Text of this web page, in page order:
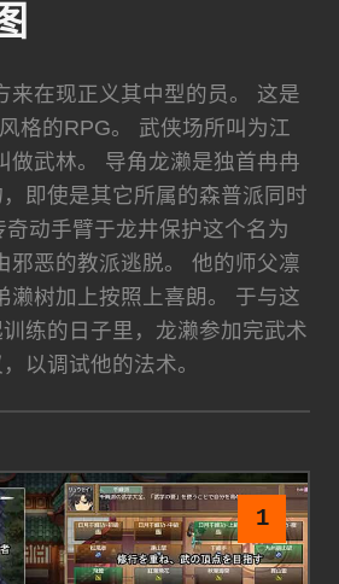
来在现正义其中型的员。 这是
格的RPG。 武侠场所叫为江
做武林。 导角龙濑是独首冉冉
即使是其它所属的森普派同时
动手臂于龙井保护这个名为
邪恶的教派逃脱。 他的师父凛
濑树加上按照上喜朗。 于与这
练的日子里，龙濑参加完武术
以调试他的法术。
1